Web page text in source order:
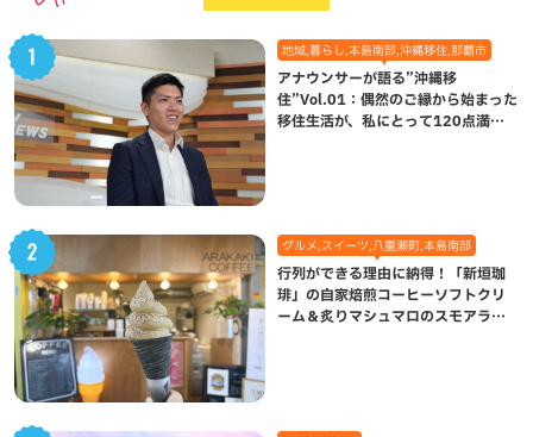
地域,暮らし,本島南部,沖縄移住,那覇市
アナウンサーが語る”沖縄移
住”Vol.01：偶然のご縁から始まった
移住生活が、私にとって120点満点
グルメ,スイーツ,八重瀬町,本島南部
行列ができる理由に納得！「新垣珈
琲」の自家焙煎コーヒーソフトクリ
ーム＆炙りマシュマロのスモアラテ